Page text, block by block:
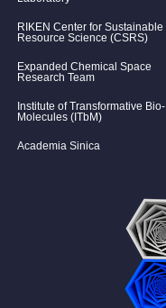
RIKEN Center for Sustainable
Resource Science (CSRS)
Expanded Chemical Space
Research Team
Institute of Transformative Bio-
Molecules (ITbM)
Academia Sinica